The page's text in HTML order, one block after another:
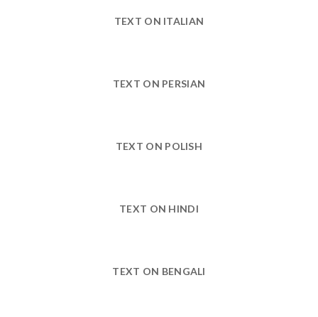
TEXT ON ITALIAN
TEXT ON PERSIAN
TEXT ON POLISH
TEXT ON HINDI
TEXT ON BENGALI